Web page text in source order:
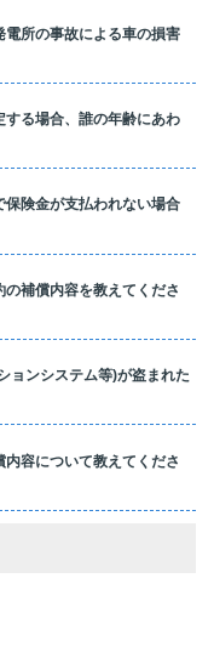
電所の事故による車の損害
する場合、誰の年齢にあわ
保険金が支払われない場合
の補償内容を教えてくださ
ョンシステム等)が盗まれた
内容について教えてくださ